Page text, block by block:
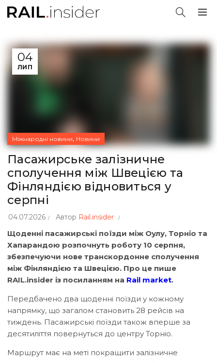
04
ЛИП
Міжнародні новини, Новини
Пасажирське залізничне
сполучення між Швецією та
Фінляндією відновиться у
серпні
04.07.2026 Автор Rail.insider
Щоденні пасажирські поїзди між Оулу, Торніо та
Хапарандою розпочнуть роботу 10 серпня,
збезпечуючи нове транскордонне сполучення
між Фінляндією та Швецією. Про це пише
RAIL.insider із посиланням на Rail market.
Передбачено два щоденні поїзди у кожному
напрямку, що загалом становить 28 рейсів на
тиждень. Пасажирські поїзди також вперше за
десятиліття повернуться до центру Торніо.
Маршрут має на меті покращити залізничне